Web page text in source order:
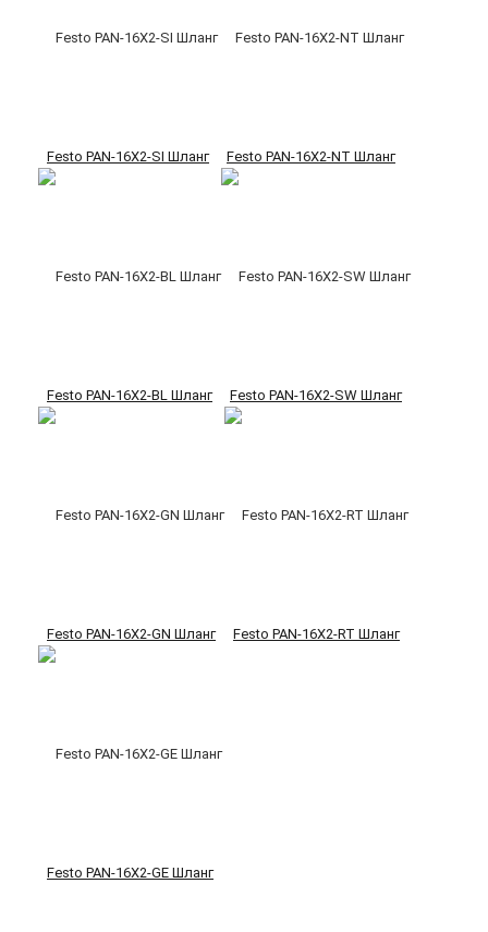
Festo PAN-16X2-SI Шланг Festo PAN-16X2-NT Шланг
Festo PAN-16X2-BL Шланг Festo PAN-16X2-SW Шланг
Festo PAN-16X2-GN Шланг Festo PAN-16X2-RT Шланг
Festo PAN-16X2-GE Шланг